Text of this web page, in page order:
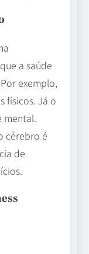
a saúde
exemplo,
físicos. Já o
mental.
cérebro é
de